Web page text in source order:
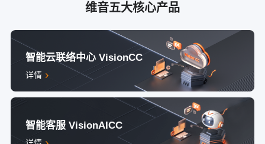
维音五大核心产品
智能云联络中心 VisionCC
详情
智能客服 VisionAICC